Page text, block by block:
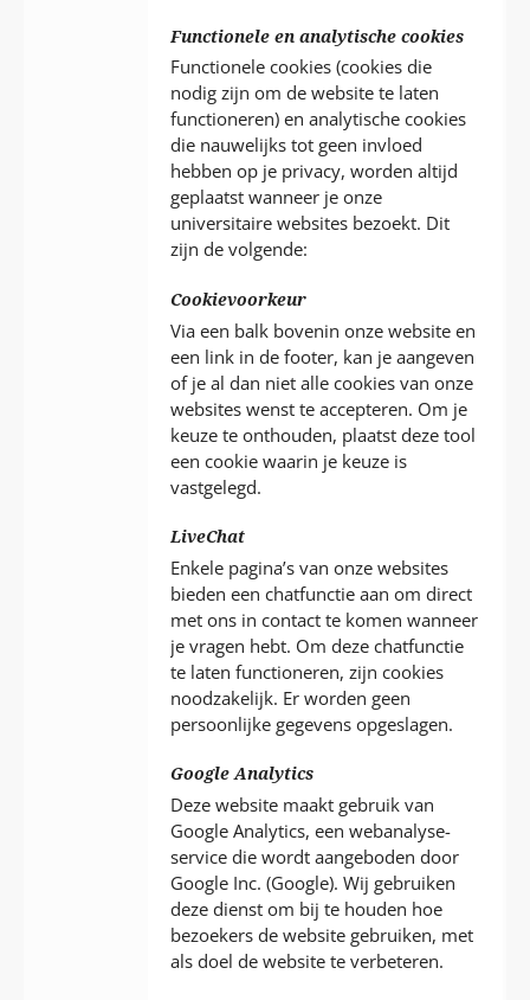
Functionele en analytische cookies
Functionele cookies (cookies die
nodig zijn om de website te laten
functioneren) en analytische cookies
die nauwelijks tot geen invloed
hebben op je privacy, worden altijd
geplaatst wanneer je onze
universitaire websites bezoekt. Dit
zijn de volgende:
Cookievoorkeur
Via een balk bovenin onze website en
een link in de footer, kan je aangeven
of je al dan niet alle cookies van onze
websites wenst te accepteren. Om je
keuze te onthouden, plaatst deze tool
een cookie waarin je keuze is
vastgelegd.
LiveChat
Enkele pagina’s van onze websites
bieden een chatfunctie aan om direct
met ons in contact te komen wanneer
je vragen hebt. Om deze chatfunctie
te laten functioneren, zijn cookies
noodzakelijk. Er worden geen
persoonlijke gegevens opgeslagen.
Google Analytics
Deze website maakt gebruik van
Google Analytics, een webanalyse-
service die wordt aangeboden door
Google Inc. (Google). Wij gebruiken
deze dienst om bij te houden hoe
bezoekers de website gebruiken, met
als doel de website te verbeteren.